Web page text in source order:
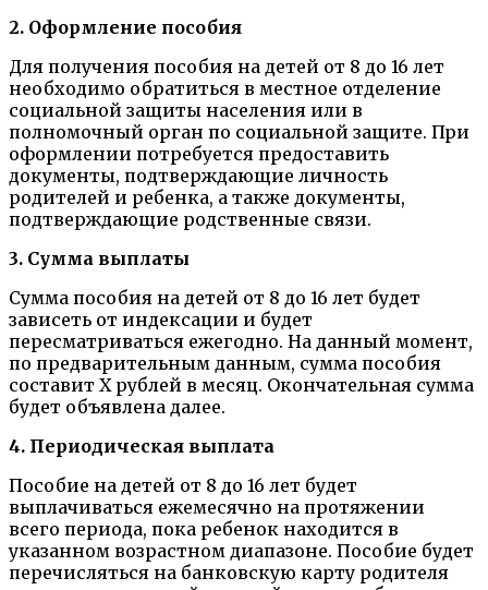
2. Оформление пособия
Для получения пособия на детей от 8 до 16 лет
необходимо обратиться в местное отделение
социальной защиты населения или в
полномочный орган по социальной защите. При
оформлении потребуется предоставить
документы, подтверждающие личность
родителей и ребенка, а также документы,
подтверждающие родственные связи.
3. Сумма выплаты
Сумма пособия на детей от 8 до 16 лет будет
зависеть от индексации и будет
пересматриваться ежегодно. На данный момент,
по предварительным данным, сумма пособия
составит X рублей в месяц. Окончательная сумма
будет объявлена далее.
4. Периодическая выплата
Пособие на детей от 8 до 16 лет будет
выплачиваться ежемесячно на протяжении
всего периода, пока ребенок находится в
указанном возрастном диапазоне. Пособие будет
перечисляться на банковскую карту родителя